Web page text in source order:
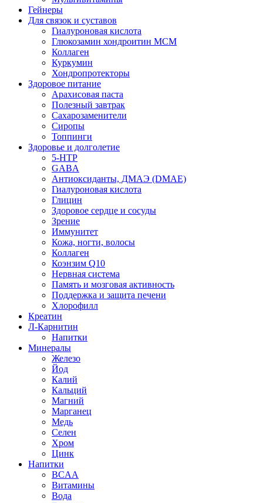
Гейнеры
Для связок и суставов
Гиалуроновая кислота
Глюкозамин хондроитин МСМ
Коллаген
Куркумин
Хондропротекторы
Здоровое питание
Арахисовая паста
Полезный завтрак
Сахарозаменители
Сиропы
Топпинги
Здоровье и долголетие
5-HTP
GABA
Антиоксиданты, ДМАЭ (DMAE)
Гиалуроновая кислота
Глицин
Здоровое сердце и сосуды
Зрение
Иммунитет
Кожа, ногти, волосы
Коллаген
Коэнзим Q10
Нервная система
Память и мозговая активность
Поддержка и защита печени
Хлорофилл
Креатин
Л-Карнитин
Напитки
Минералы
Железо
Йод
Калий
Кальций
Магний
Марганец
Медь
Селен
Хром
Цинк
Напитки
BCAA
Витамины
Вода